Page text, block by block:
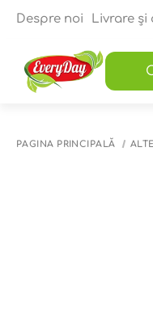
Despre noi Livrare și
PAGINA PRINCIPALĂ